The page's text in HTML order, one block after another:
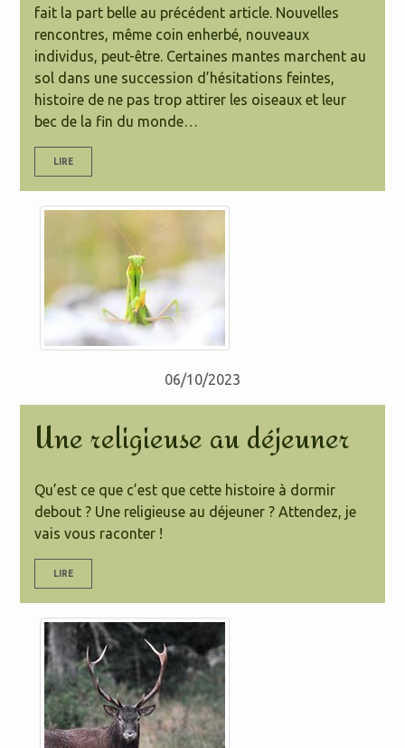
fait la part belle au précédent article. Nouvelles
rencontres, même coin enherbé, nouveaux
individus, peut-être. Certaines mantes marchent au
sol dans une succession d’hésitations feintes,
histoire de ne pas trop attirer les oiseaux et leur
bec de la fin du monde…
LIRE
06/10/2023
Une religieuse au déjeuner
Qu’est ce que c’est que cette histoire à dormir
debout ? Une religieuse au déjeuner ? Attendez, je
vais vous raconter !
LIRE